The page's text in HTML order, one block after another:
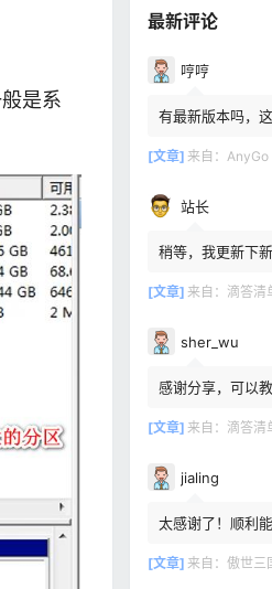
是系
最新评论
哼哼
有最新版本吗，
[文章] 来自： AnyGo
站长
稍等，我更新下
[文章] 来自： 滴答清
sher_wu
感谢分享，可以
[文章] 来自： 滴答清
jialing
太感谢了！顺利
[文章] 来自： 傲世三